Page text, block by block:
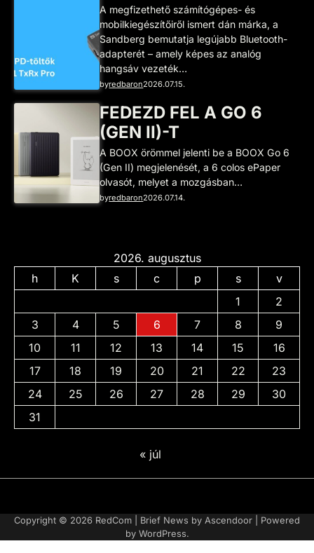
A megfizethető számítógépes- és
mobilkiegészítőiről ismert dán márka, a
Sandberg bemutatja legújabb Bluetooth-
adapterét – amely képes az analóg
hangsáv vezeték…
byredbaron2026.07.15.
FEDEZD FEL A GO 6
(GEN II)-T
A BOOX örömmel jelenti be a BOOX Go 6
(Gen II) megjelenését, a 6 colos ePaper
olvasót, melyet a mozgásban…
byredbaron2026.07.14.
2026. augusztus
h
K s c p s
v
1
2
3
4 5 6 7 8
9
10
11 12 13 14 15
16
17
18 19 20 21 22
23
24
25 26 27 28 29
30
31
« júl
irányelvek
Copyright © 2026 RedCom | Brief News by Ascendoor | Powered
by WordPress.